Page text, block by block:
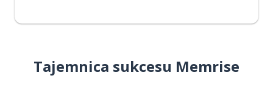
Tajemnica sukcesu Memrise